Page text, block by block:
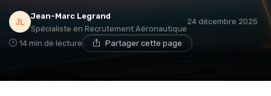
Jean-Marc Legrand
Spécialiste en Recrutement Aéronautique
24 décembre 2025
14 min de lecture Partager cette page